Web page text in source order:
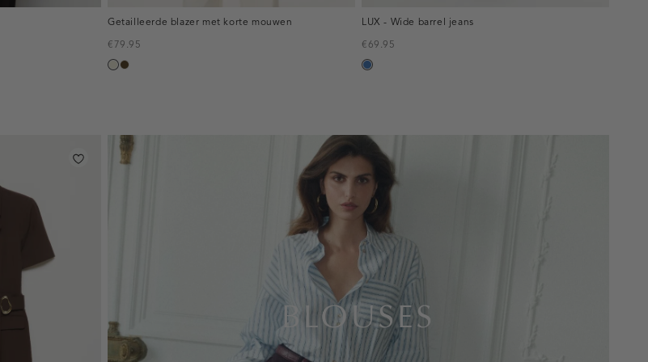
Getailleerde blazer met korte mouwen
€79.95
ecrutoffee
LUX - Wide barrel jeans
€69.95
blauw,
inline-
banner:top
BLOUSES